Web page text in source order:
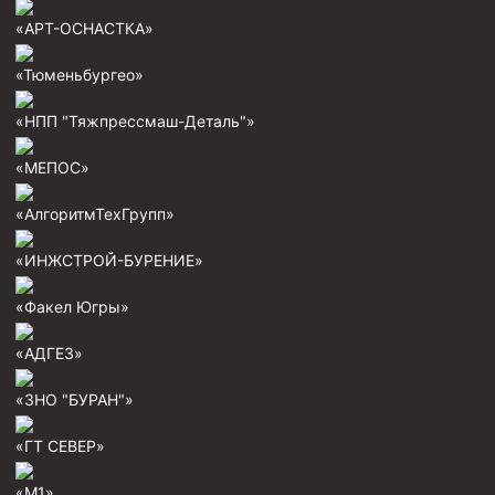
Пробки цементировочные
Скребки корончатые СК и тросовые СТ
Башмаки колонные
Инструмент для бурения и КРС (ловильный, аварийный)
Перья для резки кабеля
Шаблоны колонные
Пауки механические
Желонки
«АРТ-ОСНАСТКА»
«Тюменьбургео»
«НПП "Тяжпрессмаш-Деталь"»
«МЕПОС»
«АлгоритмТехГрупп»
«ИНЖСТРОЙ-БУРЕНИЕ»
«Факел Югры»
«АДГЕЗ»
«ЗНО "БУРАН"»
«ГТ СЕВЕР»